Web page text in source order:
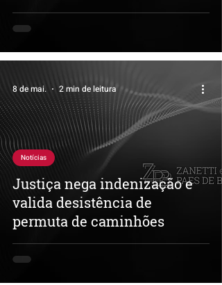
Justiça nega indenização e
valida desistência de
permuta de caminhões
Notícias
8 de mai. 2 min de leitura